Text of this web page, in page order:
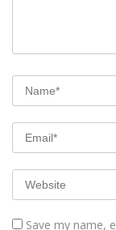
Save my name,